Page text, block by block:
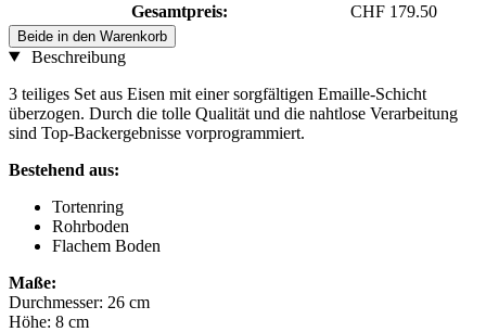
Gesamtpreis:
CHF 179.50
Beide in den Warenkorb
Beschreibung
3 teiliges Set aus Eisen mit einer sorgfältigen Emaille-Schicht
überzogen. Durch die tolle Qualität und die nahtlose Verarbeitung
sind Top-Backergebnisse vorprogrammiert.
Bestehend aus:
Tortenring
Rohrboden
Flachem Boden
Maße:
Durchmesser: 26 cm
Höhe: 8 cm